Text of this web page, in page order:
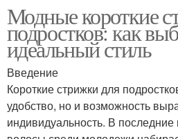
Модные короткие
подростков: как
идеальный стиль
Введение
Короткие стрижки для
удобство, но и возможность
индивидуальность. В